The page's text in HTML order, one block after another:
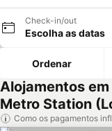
Check-in/out
Escolha as datas
Ordenar
Alojamentos
Metro Station
Como os pagamentos